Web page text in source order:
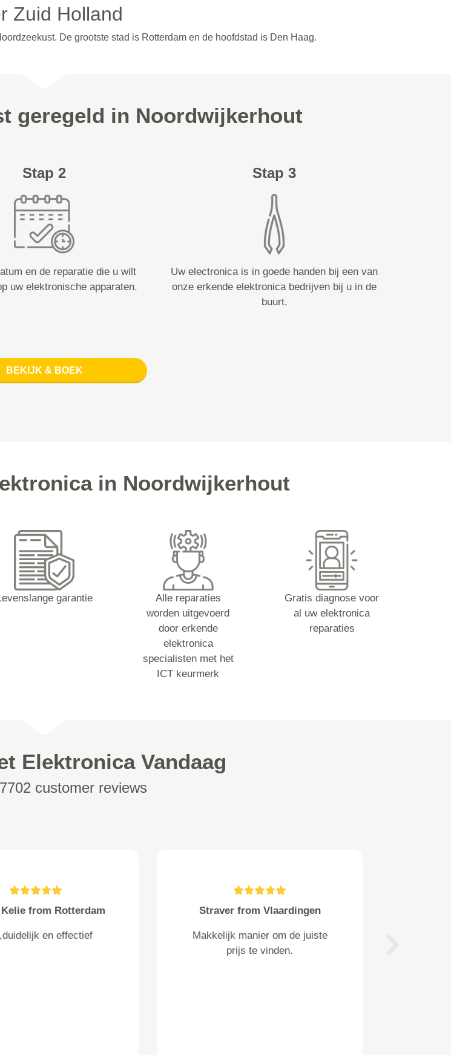
Zuid Holland
De grootste stad is Rotterdam en de hoofdstad is Den Haag.
geregeld in Noordwijkerhout
Stap 2
en de reparatie die u wilt
uw elektronische apparaten.
Stap 3
Uw electronica is in goede handen bij een van
onze erkende elektronica bedrijven bij u in de
buurt.
BEKIJK & BOEK
in Noordwijkerhout
garantie
Alle reparaties
worden uitgevoerd
door erkende
elektronica
specialisten met het
ICT keurmerk
Gratis diagnose voor
al uw elektronica
reparaties
Elektronica Vandaag
customer reviews
Valke from Emmen
Prima , ga zo door!!
M Weinberger from
Prima geregeld !!! Netjes aan de